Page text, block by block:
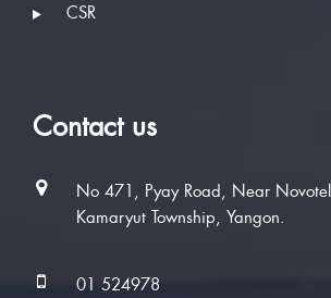
CSR
Contact us
No 471, Pyay Road, Near
Kamaryut Township, Yangon.
01 524978